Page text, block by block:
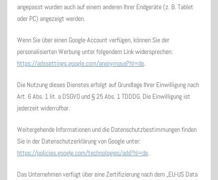
angepasst wurden auch auf einem anderen Ihrer Endgeräte (z. B. Tablet
oder PC) angezeigt werden.
Wenn Sie über einen Google-Account verfügen, können Sie der
personalisierten Werbung unter folgendem Link widersprechen:
https://adssettings.google.com/anonymous?hl=de.
Die Nutzung dieses Dienstes erfolgt auf Grundlage Ihrer Einwilligung nach
Art. 6 Abs. 1 lit. a DSGVO und § 25 Abs. 1 TDDDG. Die Einwilligung ist
jederzeit widerrufbar.
Weitergehende Informationen und die Datenschutzbestimmungen finden
Sie in der Datenschutzerklärung von Google unter:
https://policies.google.com/technologies/ads?hl=de.
Das Unternehmen verfügt über eine Zertifizierung nach dem „EU-US Data